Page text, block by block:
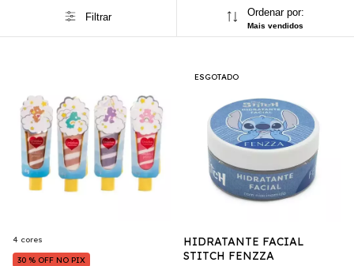
Filtrar Ordenar por:
Mais vendidos
30 % OFF NO PIX
4 cores
ESGOTADO
HIDRATANTE FACIAL
STITCH FENZZA